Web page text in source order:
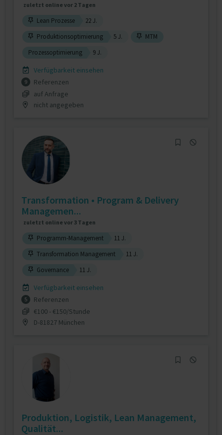
zuletzt online vor 2 Tagen
Lean Prozesse
22 J.
Produktionsoptimierung
5 J.
MTM
Prozessoptimierung
9 J.
Verfügbarkeit einsehen
9
Referenzen
auf Anfrage
nicht angegeben
Transformation • Program & Delivery
Managemen...
zuletzt online vor 3 Tagen
Programm-Management
11 J.
Transformation Management
11 J.
Governance
11 J.
Verfügbarkeit einsehen
5
Referenzen
€100 - €150/Stunde
D-81827 München
Produktion, Logistik, Lean Management,
Qualität...